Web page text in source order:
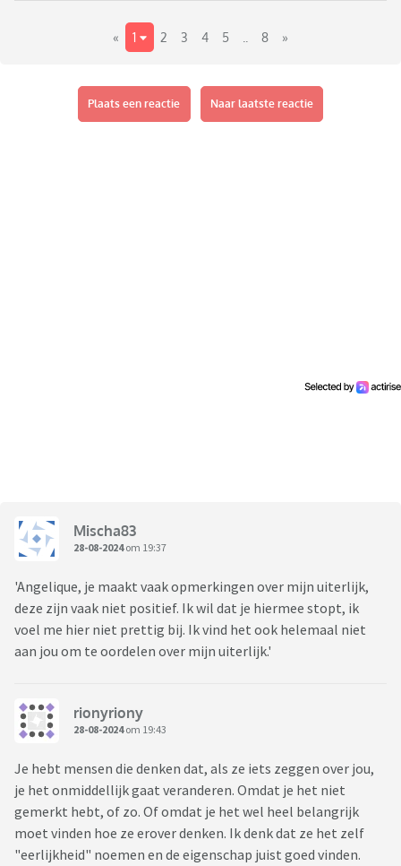
« 1 2 3 4 5 8 »
Plaats een reactie Naar laatste reactie
Mischa83
28-08-2024om 19:37
'Angelique, je maakt vaak opmerkingen over mijn uiterlijk,
deze zijn vaak niet positief. Ik wil dat je hiermee stopt, ik
voel me hier niet prettig bij. Ik vind het ook helemaal niet
aan jou om te oordelen over mijn uiterlijk.'
rionyriony
28-08-2024om 19:43
Je hebt mensen die denken dat, als ze iets zeggen over jou,
je het onmiddellijk gaat veranderen. Omdat je het niet
gemerkt hebt, of zo. Of omdat je het wel heel belangrijk
moet vinden hoe ze erover denken. Ik denk dat ze het zelf
"eerlijkheid" noemen en de eigenschap juist goed vinden.